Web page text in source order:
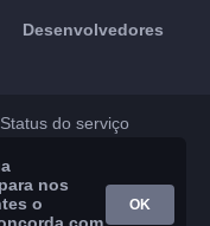
Desenvolvedores
Status do serviço
Play
nos
o
OK